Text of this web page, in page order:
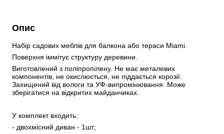
Опис
Набір садових меблів для балкона або тераси Miami.
Поверхня іммітує структуру деревини.
Виготовлений з поліпропілену. Не має металевих
компонентів, не окислюється, не піддається корозії.
Захищений від вологи та УФ-випромінювання. Може
зберігатися на відкритих майданчиках.
У комплект входить:
- двохмісний диван - 1шт;